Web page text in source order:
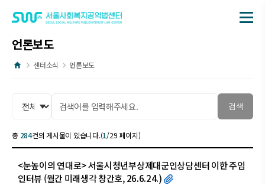
메뉴
언론보도
홈 센터소식 언론보도
총 284건의 게시물이 있습니다.(1/29 페이지)
검색
<눈높이의 연대로> 서울시청년부상제대군인상담센터 이한 주임
인터뷰 (월간 미래생각 창간호, 26.6.24.)